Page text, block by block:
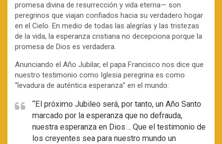
promesa divina de resurrección y vida eterna— son
peregrinos que viajan confiados hacia su verdadero hogar
en el Cielo. En medio de todas las alegrías y las tristezas
de la vida, la esperanza cristiana no decepciona porque la
promesa de Dios es verdadera.
Anunciando el Año Jubilar, el papa Francisco nos dice que
nuestro testimonio como Iglesia peregrina es como
“levadura de auténtica esperanza” en el mundo:
“El próximo Jubileo será, por tanto, un Año Santo
marcado por la esperanza que no defrauda,
nuestra esperanza en Dios… Que el testimonio de
los creyentes sea para nuestro mundo un